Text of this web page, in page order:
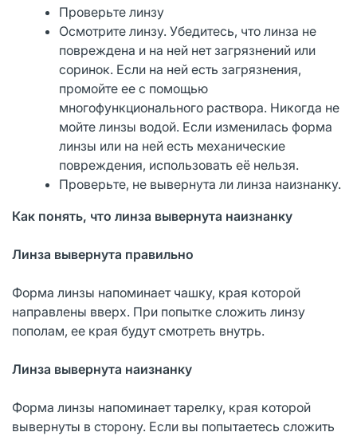
Проверьте линзу
Осмотрите линзу. Убедитесь, что линза не
повреждена и на ней нет загрязнений или
соринок. Если на ней есть загрязнения,
промойте ее с помощью
многофункционального раствора. Никогда не
мойте линзы водой. Если изменилась форма
линзы или на ней есть механические
повреждения, использовать её нельзя.
Проверьте, не вывернута ли линза наизнанку.
Как понять, что линза вывернута наизнанку
Линза вывернута правильно
Форма линзы напоминает чашку, края которой
направлены вверх. При попытке сложить линзу
пополам, ее края будут смотреть внутрь.
Линза вывернута наизнанку
Форма линзы напоминает тарелку, края которой
вывернуты в сторону. Если вы попытаетесь сложить